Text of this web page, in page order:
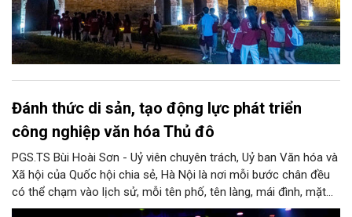
Đánh thức di sản, tạo động lực phát triển
công nghiệp văn hóa Thủ đô
PGS.TS Bùi Hoài Sơn - Uỷ viên chuyên trách, Uỷ ban Văn hóa và
Xã hội của Quốc hội chia sẻ, Hà Nội là nơi mỗi bước chân đều
có thể chạm vào lịch sử, mỗi tên phố, tên làng, mái đình, mặt
hồ, nếp nhà, câu hát, món ăn, làn điệu, nghề thủ công đều có